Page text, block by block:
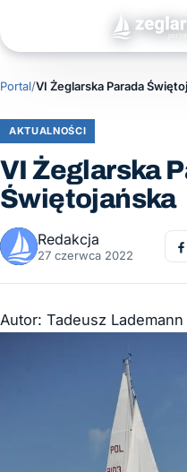
Portal/VI Żeglarska Parada
AKTUALNOŚCI
VI Żeglarska
Świętojańska
Redakcja
27 czerwca 2022
Autor: Tadeusz Lademann